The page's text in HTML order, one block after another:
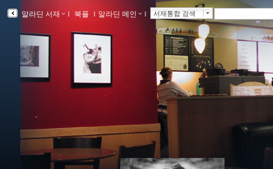
알라딘 서재 ｌ 북플 ｌ 알라딘 메인 ｌ 서재통합 검색